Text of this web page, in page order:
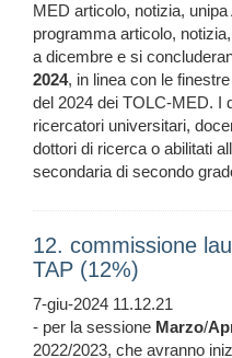
MED articolo, notizia,
programma articolo,
a dicembre e si
2024, in linea con le
del 2024 dei TOLC-MED. I
ricercatori universitari,
dottori di ricerca o abilitati
secondaria di secondo
12. commissione
TAP (12%)
7-giu-2024 11.12.21
- per la sessione Marzo/
2022/2023, che avranno